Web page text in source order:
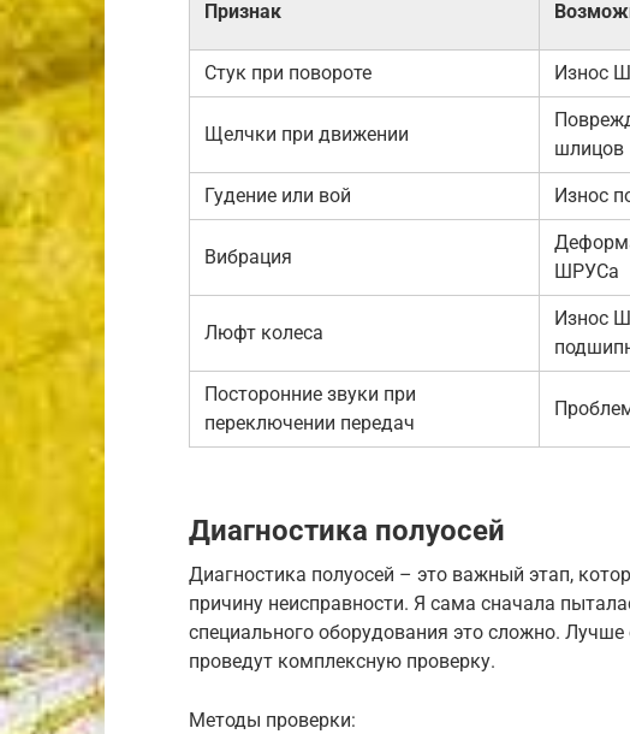
Признак
Стук при повороте Износ
Щелчки при движении
шлицов
Гудение или вой Износ
Вибрация
ШРУСа
Люфт колеса
Износ
Посторонние звуки при
переключении передач
Диагностика полуосей
Диагностика полуосей – это важный этап,
причину неисправности. Я сама сначала
специального оборудования это сложно.
проведут комплексную проверку.
Методы проверки: